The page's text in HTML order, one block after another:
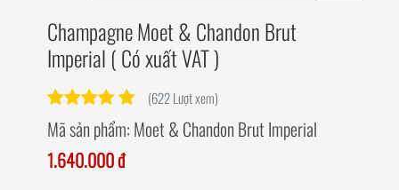
Champagne Moet & Chandon Brut
Imperial ( Có xuất VAT )
(622 Lượt xem)
Mã sản phẩm: Moet & Chandon Brut Imperial
1.640.000 đ